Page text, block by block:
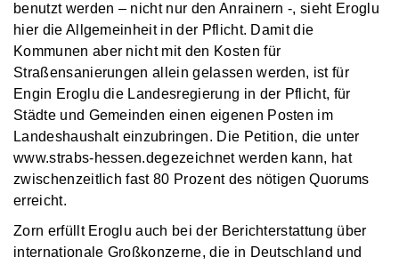
benutzt werden – nicht nur den Anrainern -, sieht Eroglu
hier die Allgemeinheit in der Pflicht. Damit die
Kommunen aber nicht mit den Kosten für
Straßensanierungen allein gelassen werden, ist für
Engin Eroglu die Landesregierung in der Pflicht, für
Städte und Gemeinden einen eigenen Posten im
Landeshaushalt einzubringen. Die Petition, die unter
www.strabs-hessen.degezeichnet werden kann, hat
zwischenzeitlich fast 80 Prozent des nötigen Quorums
erreicht.
Zorn erfüllt Eroglu auch bei der Berichterstattung über
internationale Großkonzerne, die in Deutschland und